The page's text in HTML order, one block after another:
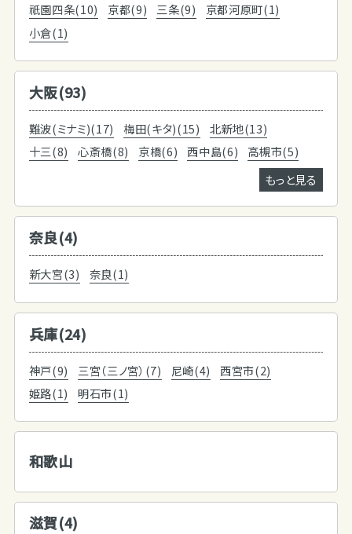
祇園四条(10) 京都(9) 三条(9)
京都河原町(1)
小倉(1)
大阪(93)
難波(ミナミ)(17) 梅田(キタ)(15)
北新地(13)
十三(8)
心斎橋(8) 京橋(6) 西中島(6)
高槻市(5)
もっと見る
奈良(4)
新大宮(3) 奈良(1)
兵庫(24)
神戸(9) 三宮（三ノ宮）(7) 尼崎(4)
西宮市(2)
姫路(1)
明石市(1)
和歌山
滋賀(4)